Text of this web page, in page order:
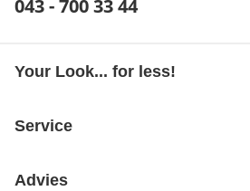
Telefoonnummer:
043 - 700 33 44
Your Look... for less!
Service
Advies